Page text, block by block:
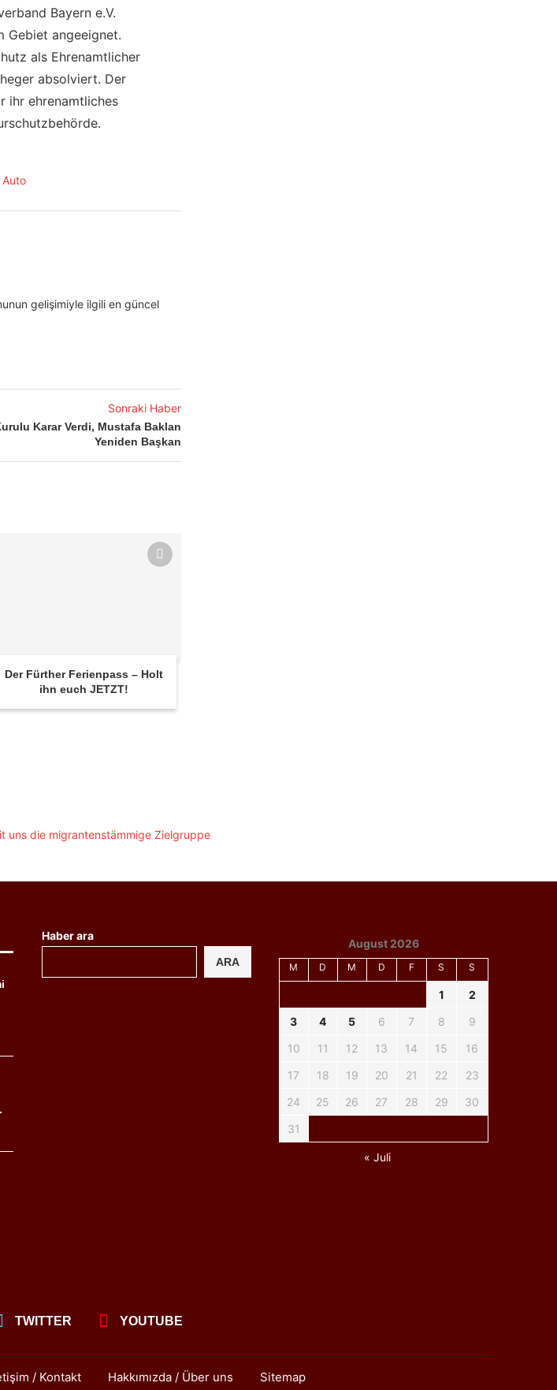
Bayern e.V.
Gebiet angeeignet.
als Ehrenamtlicher
absolviert. Der
ihr ehrenamtliches
gelişimiyle ilgili en güncel
Sonraki Haber
Karar Verdi, Mustafa Baklan
Yeniden Başkan
Der Fürther Ferienpass – Holt
ihn euch JETZT!
Haber ara
ARA
August 2026
M D M D F S S
1
2
3
4 5 6 7 8
9
10
11 12 13 14 15
16
17
18 19 20 21 22
23
24
25 26 27 28 29
30
31
« Juli
TWITTER YOUTUBE
/ Kontakt Hakkımızda / Über uns Sitemap